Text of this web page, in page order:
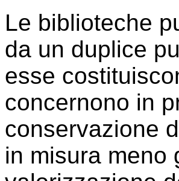
Le biblioteche
da un duplice
esse
concernono in
conservazione
in misura meno